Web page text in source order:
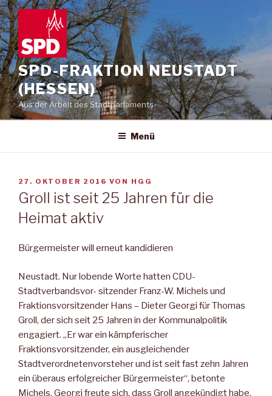
Zum
Inhalt
springen
SPD-FRAKTION NEUSTADT
(HESSEN)
Aus der Arbeit des Stadtparlaments
Menü
VERÖFFENTLICHT
AM
27. OKTOBER 2016 VON HGG
Groll ist seit 25 Jahren für die
Heimat aktiv
Bürgermeister will erneut kandidieren
Neustadt. Nur lobende Worte hatten CDU-
Stadtverbandsvor- sitzender Franz-W. Michels und
Fraktionsvorsitzender Hans – Dieter Georgi für Thomas
Groll, der sich seit 25 Jahren in der Kommunalpolitik
engagiert. „Er war ein kämpferischer
Fraktionsvorsitzender, ein ausgleichender
Stadtverordnetenvorsteher und ist seit fast zehn Jahren
ein überaus erfolgreicher Bürgermeister“, betonte
Michels. Georgi freute sich, dass Groll angekündigt habe,